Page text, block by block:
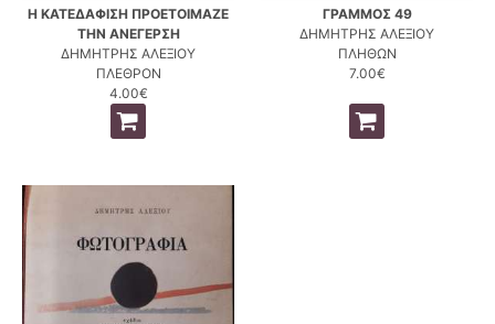
Η ΚΑΤΕΔΑΦΙΣΗ ΠΡΟΕΤΟΙΜΑΖΕ
ΤΗΝ ΑΝΕΓΕΡΣΗ
ΔΗΜΗΤΡΗΣ ΑΛΕΞΙΟΥ
ΠΛΕΘΡΟΝ
4.00€
ΓΡΑΜΜΟΣ 49
ΔΗΜΗΤΡΗΣ ΑΛΕΞΙΟΥ
ΠΛΗΘΩΝ
7.00€